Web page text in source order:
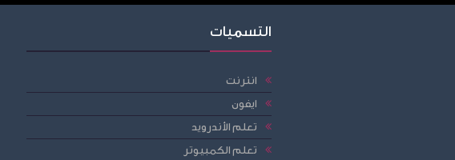
التسميات
انترنت
ايفون
تعلم الأندرويد
تعلم الكمبيوتر